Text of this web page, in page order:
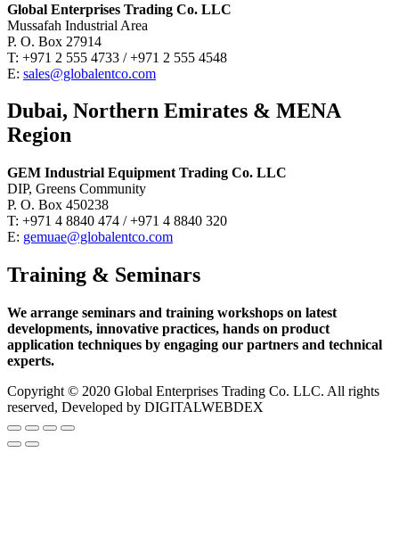
Global Enterprises Trading Co. LLC
Mussafah Industrial Area
P. O. Box 27914
T: +971 2 555 4733 / +971 2 555 4548
E: sales@globalentco.com
Dubai, Northern Emirates & MENA
Region
GEM Industrial Equipment Trading Co. LLC
DIP, Greens Community
P. O. Box 450238
T: +971 4 8840 474 / +971 4 8840 320
E: gemuae@globalentco.com
Training & Seminars
We arrange seminars and training workshops on latest
developments, innovative practices, hands on product
application techniques by engaging our partners and technical
experts.
Copyright © 2020 Global Enterprises Trading Co. LLC. All rights
reserved, Developed by DIGITALWEBDEX